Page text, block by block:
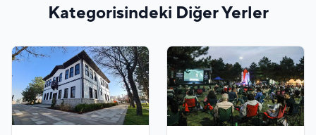
Kategorisindeki Diğer Yerler